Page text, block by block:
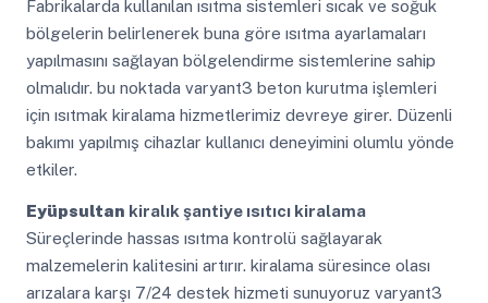
Fabrikalarda kullanılan ısıtma sistemleri sıcak ve soğuk
bölgelerin belirlenerek buna göre ısıtma ayarlamaları
yapılmasını sağlayan bölgelendirme sistemlerine sahip
olmalıdır. bu noktada varyant3 beton kurutma işlemleri
için ısıtmak kiralama hizmetlerimiz devreye girer. Düzenli
bakımı yapılmış cihazlar kullanıcı deneyimini olumlu yönde
etkiler.
Eyüpsultan kiralık şantiye ısıtıcı kiralama
Süreçlerinde hassas ısıtma kontrolü sağlayarak
malzemelerin kalitesini artırır. kiralama süresince olası
arızalara karşı 7/24 destek hizmeti sunuyoruz varyant3